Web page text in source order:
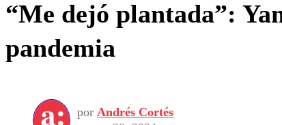
“Me dejó plantada”:
pandemia
por Andrés Cortés